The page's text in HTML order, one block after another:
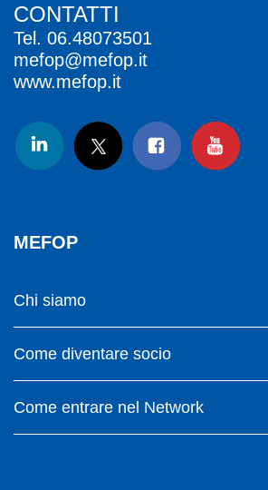
CONTATTI
Tel. 06.48073501
mefop@mefop.it
www.mefop.it
MEFOP
Chi siamo
Come diventare socio
Come entrare nel Network